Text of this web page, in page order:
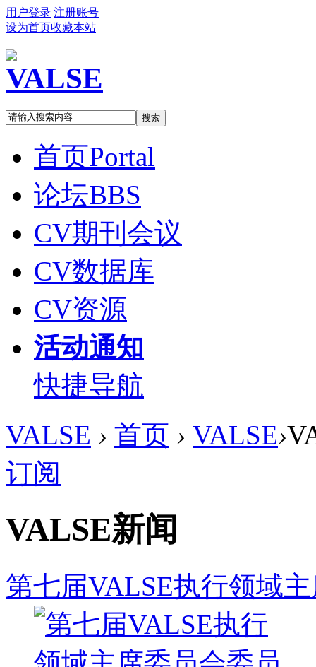
用户登录 注册账号
设为首页收藏本站
搜索
首页Portal
论坛BBS
CV期刊会议
CV数据库
CV资源
活动通知
快捷导航
VALSE › 首页 › VALSE›
订阅
VALSE新闻
第七届VALSE执行领域